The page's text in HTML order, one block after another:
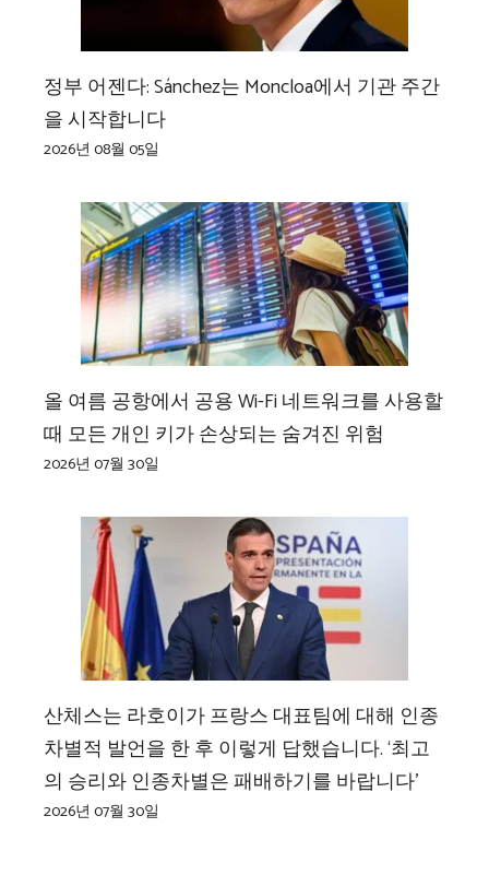
정부 어젠다: Sánchez는 Moncloa에서 기관 주간
을 시작합니다
2026년 08월 05일
올 여름 공항에서 공용 Wi-Fi 네트워크를 사용할
때 모든 개인 키가 손상되는 숨겨진 위험
2026년 07월 30일
산체스는 라호이가 프랑스 대표팀에 대해 인종
차별적 발언을 한 후 이렇게 답했습니다. ‘최고
의 승리와 인종차별은 패배하기를 바랍니다’
2026년 07월 30일